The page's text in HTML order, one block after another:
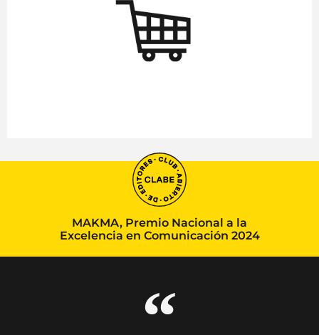
MAKMA, Premio Nacional a la
Excelencia en Comunicación 2024